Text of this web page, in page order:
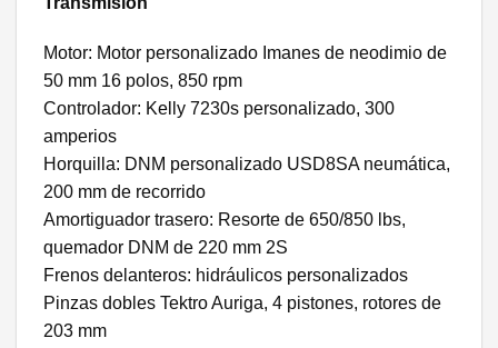
Motor: Motor personalizado Imanes de neodimio de
50 mm 16 polos, 850 rpm
Controlador: Kelly 7230s personalizado, 300
amperios
Horquilla: DNM personalizado USD8SA neumática,
200 mm de recorrido
Amortiguador trasero: Resorte de 650/850 lbs,
quemador DNM de 220 mm 2S
Frenos delanteros: hidráulicos personalizados
Pinzas dobles Tektro Auriga, 4 pistones, rotores de
203 mm